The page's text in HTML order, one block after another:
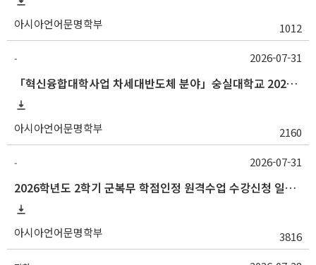
아시아언어문명학부 1012
-
「혁신융합대학사업 차세대반도체 분야」숭실대학교 2026학년도 2학기 교류 수학 안내
아시아언어문명학부 2160
2026-07-31
-
2026학년도 2학기 군복무 학점인정 원격수업 수강신청 일정 등 안내
아시아언어문명학부 3816
2026-07-31